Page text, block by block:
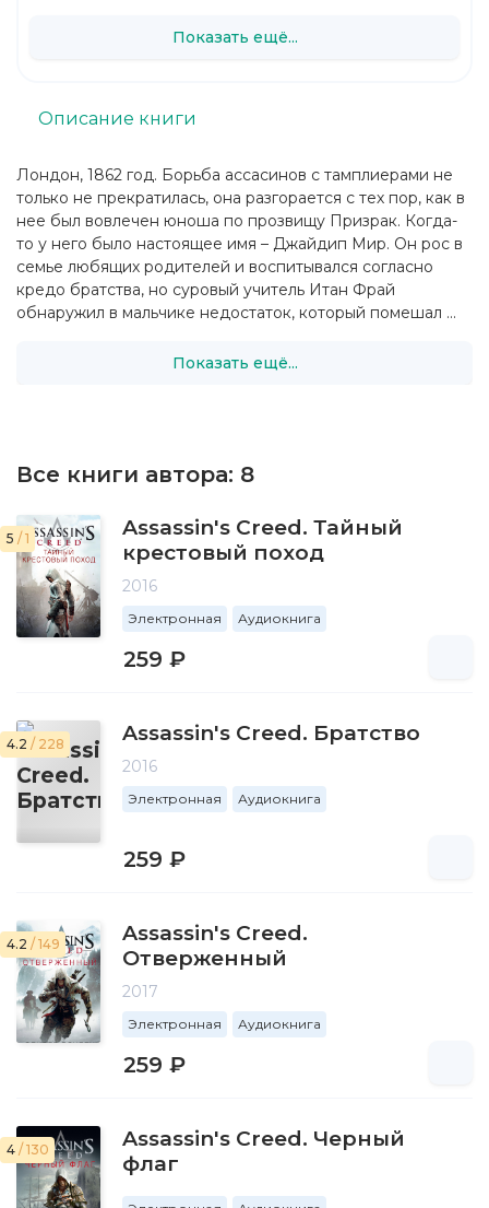
Лондон, 1862 год. Борьба ассасинов с тамплиерами не
только не прекратилась, она разгорается с тех пор, как в
нее был вовлечен юноша по прозвищу Призрак. Когда-
то у него было настоящее имя – Джайдип Мир. Он рос в
семье любящих родителей и воспитывался согласно
кредо братства, но суровый учитель Итан Фрай
обнаружил в мальчике недостаток, который помешал ...
Показать ещё...
Описание книги
Все книги автора: 8
5 / 1
Assassin's Creed. Тайный
крестовый поход
2016
Электронная Аудиокнига
259 ₽
4.2 / 228 Assassin's Creed. Братство
2016
Электронная Аудиокнига
259 ₽
4.2 / 149
Assassin's Creed.
Отверженный
2017
Электронная Аудиокнига
259 ₽
4 / 130
Assassin's Creed. Черный
флаг
Показать ещё...